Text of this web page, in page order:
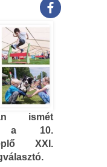
án ismét
a 10.
XXI.